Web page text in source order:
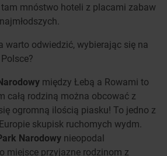
mnóstwo hoteli z placami zabaw
warto odwiedzić, wybierając się na
między Łebą a Rowami to
całą rodziną można obcować z
ogromną ilością piasku! To jedno z
skupisk ruchomych wydm.
Narodowy nieopodal
miejsce przyjazne rodzinom z